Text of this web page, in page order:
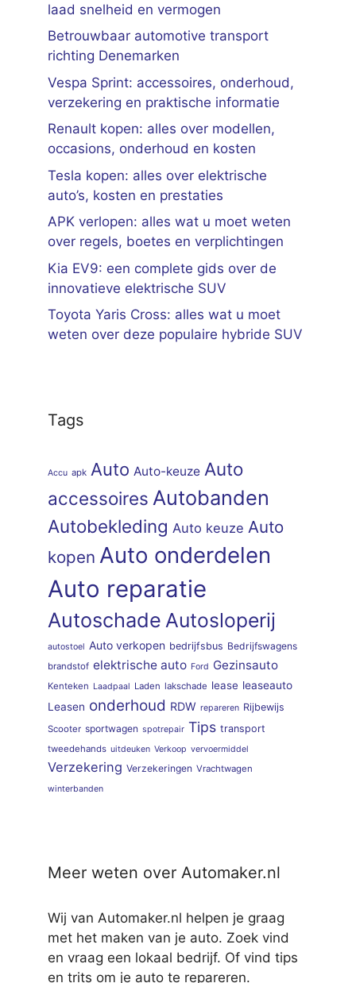
laad snelheid en vermogen
Betrouwbaar automotive transport
richting Denemarken
Vespa Sprint: accessoires, onderhoud,
verzekering en praktische informatie
Renault kopen: alles over modellen,
occasions, onderhoud en kosten
Tesla kopen: alles over elektrische
auto’s, kosten en prestaties
APK verlopen: alles wat u moet weten
over regels, boetes en verplichtingen
Kia EV9: een complete gids over de
innovatieve elektrische SUV
Toyota Yaris Cross: alles wat u moet
weten over deze populaire hybride SUV
Tags
Accu apk Auto Auto-keuze Auto
accessoires Autobanden
Autobekleding Auto keuze Auto
kopen Auto onderdelen
Auto reparatie
Autoschade Autosloperij
autostoel Auto verkopen bedrijfsbus Bedrijfswagens
brandstof elektrische auto Ford Gezinsauto
Kenteken Laadpaal Laden lakschade lease leaseauto
Leasen onderhoud RDW repareren Rijbewijs
Scooter sportwagen spotrepair Tips transport
tweedehands uitdeuken Verkoop vervoermiddel
Verzekering Verzekeringen Vrachtwagen
winterbanden
Meer weten over Automaker.nl
Wij van Automaker.nl helpen je graag
met het maken van je auto. Zoek vind
en vraag een lokaal bedrijf. Of vind tips
en trits om je auto te repareren.